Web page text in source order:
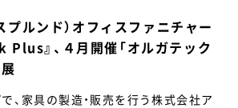
プルンド）オフィスファニチャー
Plus』、４月開催「オルガテック
、家具の製造・販売を行う株式会社ア